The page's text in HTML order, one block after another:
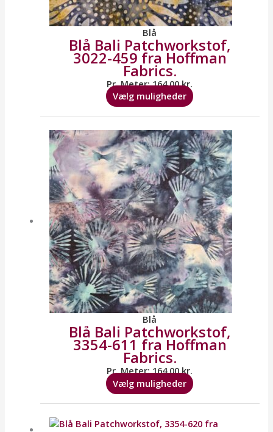
Blå
Blå Bali Patchworkstof,
3022-459 fra Hoffman
Fabrics.
Pr. Meter:164,00kr.
Vælg muligheder
Blå
Blå Bali Patchworkstof,
3354-611 fra Hoffman
Fabrics.
Pr. Meter:164,00kr.
Vælg muligheder
vare
har
flere
varianter.
Mulighederne
kan
vælges
på
varesiden
vare